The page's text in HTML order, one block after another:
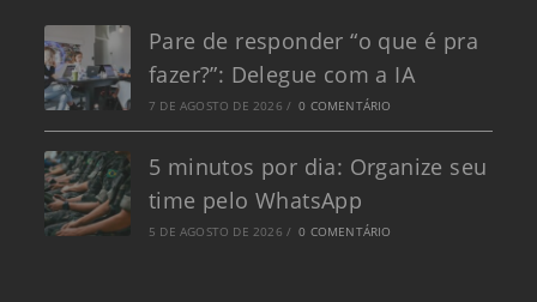
Pare de responder “o que é pra
fazer?”: Delegue com a IA
7 DE AGOSTO DE 2026 / 0 COMENTÁRIO
5 minutos por dia: Organize seu
time pelo WhatsApp
5 DE AGOSTO DE 2026 / 0 COMENTÁRIO